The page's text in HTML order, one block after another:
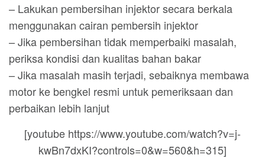
– Lakukan pembersihan injektor secara berkala
menggunakan cairan pembersih injektor
– Jika pembersihan tidak memperbaiki masalah,
periksa kondisi dan kualitas bahan bakar
– Jika masalah masih terjadi, sebaiknya membawa
motor ke bengkel resmi untuk pemeriksaan dan
perbaikan lebih lanjut
[youtube https://www.youtube.com/watch?v=j-
kwBn7dxKI?controls=0&w=560&h=315]